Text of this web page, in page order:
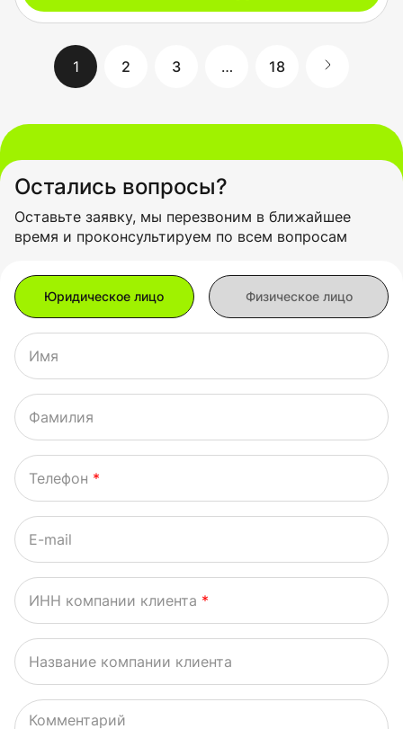
1 2 3 … 18
Остались вопросы?
Оставьте заявку, мы перезвоним в ближайшее
время и проконсультируем по всем вопросам
Имя
Фамилия
Телефон *
E-mail
ИНН компании клиента *
Название компании клиента
Комментарий